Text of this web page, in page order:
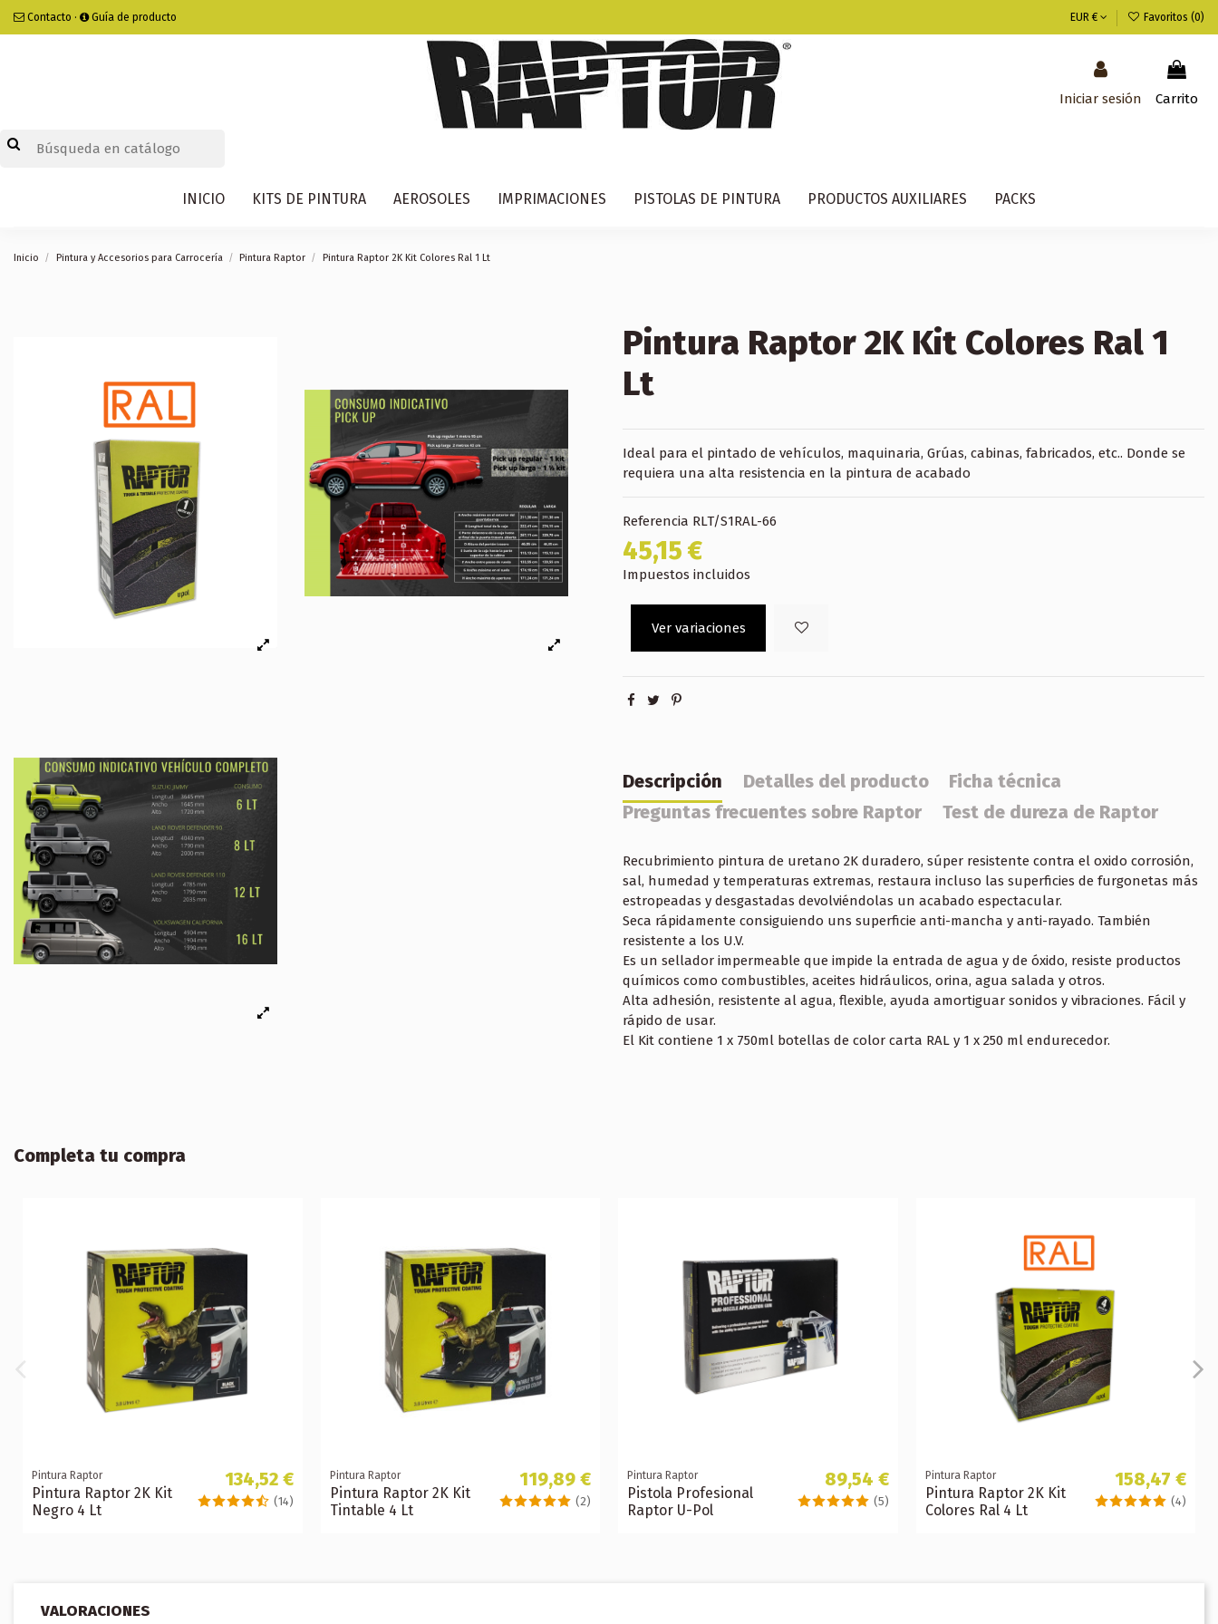
Contacto · Guía de producto EUR € Favoritos (0)
Iniciar sesión Carrito
INICIO KITS DE PINTURA AEROSOLES IMPRIMACIONES PISTOLAS DE PINTURA PRODUCTOS AUXILIARES PACKS
Inicio Pintura y Accesorios para Carrocería Pintura Raptor Pintura Raptor 2K Kit Colores Ral 1 Lt
Pintura Raptor 2K Kit Colores Ral 1
Lt
Ideal para el pintado de vehículos, maquinaria, Grúas, cabinas, fabricados, etc.. Donde se
requiera una alta resistencia en la pintura de acabado
Referencia RLT/S1RAL-66
45,15 €
Impuestos incluidos
Ver variaciones
Descripción Detalles del producto
Ficha técnica
Preguntas frecuentes sobre Raptor
Test de dureza de Raptor
Recubrimiento pintura de uretano 2K duradero, súper resistente contra el oxido corrosión,
sal, humedad y temperaturas extremas, restaura incluso las superficies de furgonetas más
estropeadas y desgastadas devolviéndolas un acabado espectacular.
Seca rápidamente consiguiendo uns superficie anti-mancha y anti-rayado. También
resistente a los U.V.
Es un sellador impermeable que impide la entrada de agua y de óxido, resiste productos
químicos como combustibles, aceites hidráulicos, orina, agua salada y otros.
Alta adhesión, resistente al agua, flexible, ayuda amortiguar sonidos y vibraciones. Fácil y
rápido de usar.
El Kit contiene 1 x 750ml botellas de color carta RAL y 1 x 250 ml endurecedor.
Completa tu compra
Pintura Raptor
Pintura Raptor 2K Kit
Negro 4 Lt
134,52 €
(14)
Pintura Raptor
Pintura Raptor 2K Kit
Tintable 4 Lt
119,89 €
(2)
Pintura Raptor
Pistola Profesional
Raptor U-Pol
89,54 €
(5)
Pintura Raptor
Pintura Raptor 2K Kit
Colores Ral 4 Lt
158,47 €
(4)
VALORACIONES